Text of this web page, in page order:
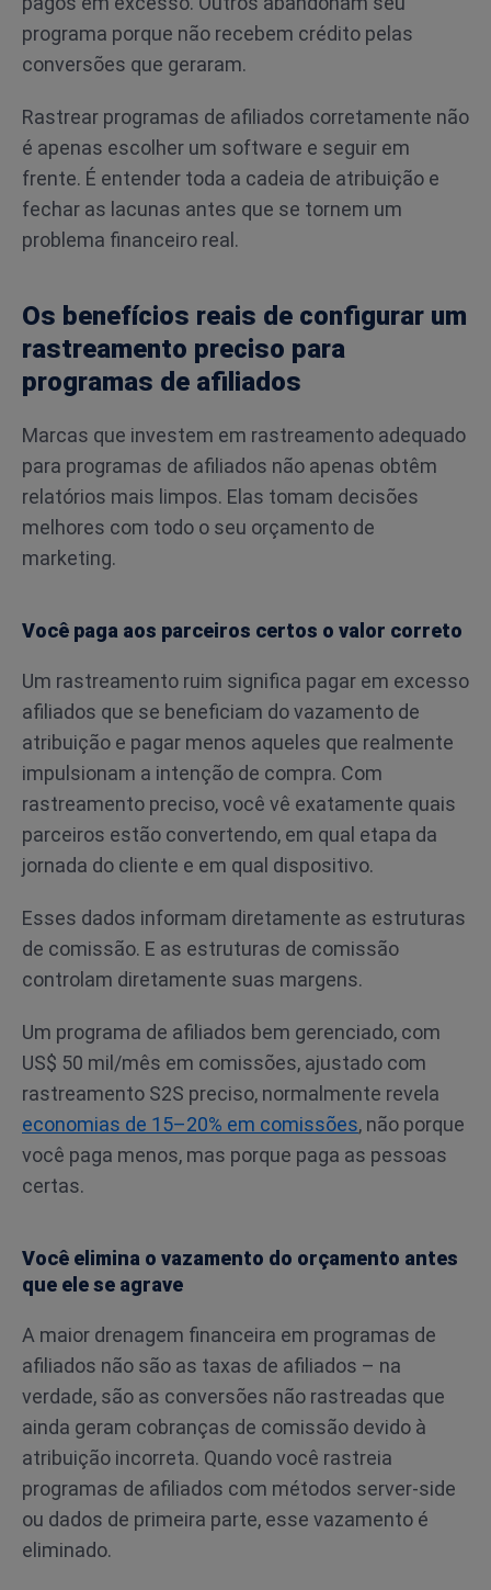
programa porque não recebem crédito pelas
conversões que geraram.
Rastrear programas de afiliados corretamente não
é apenas escolher um software e seguir em
frente. É entender toda a cadeia de atribuição e
fechar as lacunas antes que se tornem um
problema financeiro real.
Os benefícios reais de configurar um
rastreamento preciso para
programas de afiliados
Marcas que investem em rastreamento adequado
para programas de afiliados não apenas obtêm
relatórios mais limpos. Elas tomam decisões
melhores com todo o seu orçamento de
marketing.
Você paga aos parceiros certos o valor correto
Um rastreamento ruim significa pagar em excesso
afiliados que se beneficiam do vazamento de
atribuição e pagar menos aqueles que realmente
impulsionam a intenção de compra. Com
rastreamento preciso, você vê exatamente quais
parceiros estão convertendo, em qual etapa da
jornada do cliente e em qual dispositivo.
Esses dados informam diretamente as estruturas
de comissão. E as estruturas de comissão
controlam diretamente suas margens.
Um programa de afiliados bem gerenciado, com
US$ 50 mil/mês em comissões, ajustado com
rastreamento S2S preciso, normalmente revela
economias de 15–20% em comissões, não porque
você paga menos, mas porque paga as pessoas
certas.
Você elimina o vazamento do orçamento antes
que ele se agrave
A maior drenagem financeira em programas de
afiliados não são as taxas de afiliados – na
verdade, são as conversões não rastreadas que
ainda geram cobranças de comissão devido à
atribuição incorreta. Quando você rastreia
programas de afiliados com métodos server-side
ou dados de primeira parte, esse vazamento é
eliminado.